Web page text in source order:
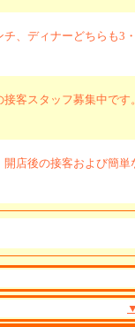
、ディナーどちらも3
客スタッフ募集中で
店後の接客および簡